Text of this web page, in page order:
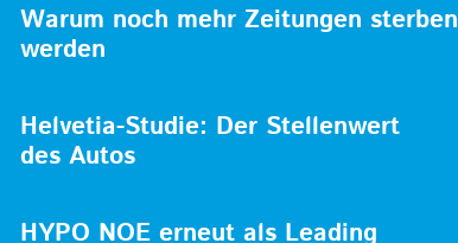
Warum noch mehr Zeitungen sterben
werden
Helvetia-Studie: Der Stellenwert
des Autos
HYPO NOE erneut als Leading